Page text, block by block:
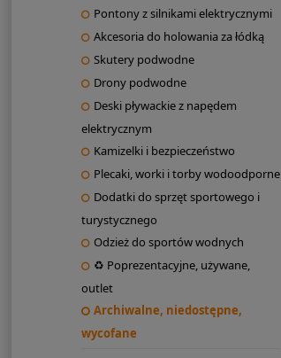
Pontony z silnikami elektrycznymi
Akcesoria do holowania za łódką
Skutery podwodne
Drony podwodne
Deski pływackie z napędem
elektrycznym
Kamizelki i bezpieczeństwo
Plecaki, worki i torby wodoodporne
Dodatki do sprzęt sportowego i
turystycznego
Odzież do sportów wodnych
♻ Poprezentacyjne, używane,
outlet
Archiwalne, niedostępne,
wycofane